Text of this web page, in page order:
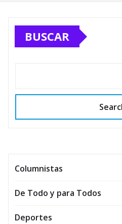
BUSCAR
Columnistas
De Todo y para Todos
Deportes